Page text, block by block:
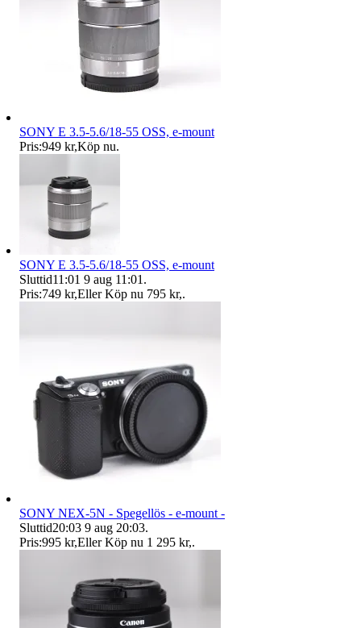
SONY E 3.5-5.6/18-55 OSS, e-mount
Pris:949 kr,Köp nu.
SONY E 3.5-5.6/18-55 OSS, e-mount
Sluttid11:01 9 aug 11:01 .
Pris:749 kr,Eller Köp nu 795 kr,.
SONY NEX-5N - Spegellös - e-mount -
Sluttid20:03 9 aug 20:03.
Pris:995 kr,Eller Köp nu 1 295 kr,.